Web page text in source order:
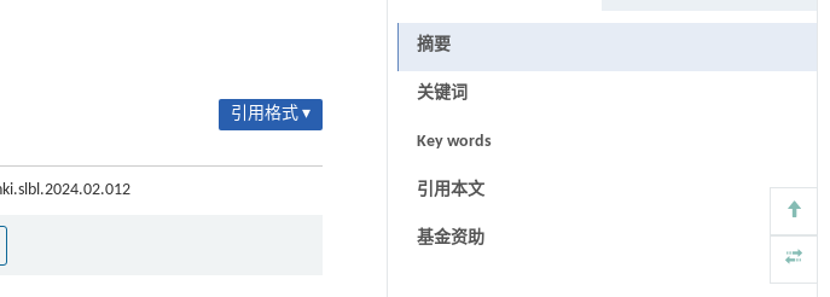
引用格式 ▾
摘要
关键词
Key words
引用本文
基金资助